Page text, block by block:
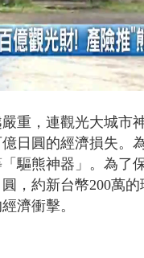
44.62%
重，連觀光大城市
日圓的經濟損失。
驅熊神器」。為了
，約新台幣200萬
濟衝擊。